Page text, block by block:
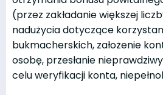
(przez zakładanie większej
nadużycia dotyczące
bukmacherskich, założenie
osobę, przesłanie
celu weryfikacji konta,